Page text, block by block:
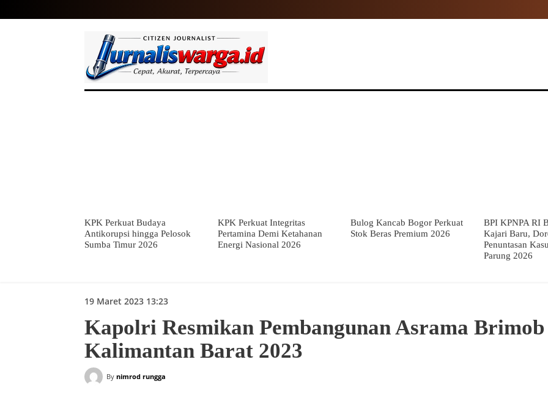
KPK Perkuat Budaya
Antikorupsi hingga Pelosok
Sumba Timur 2026
KPK Perkuat Integritas
Pertamina Demi Ketahanan
Energi Nasional 2026
Bulog Kancab Bogor Perkuat
Stok Beras Premium 2026
BPI KPNPA RI
Kajari Baru,
Penuntasan
Parung 2026
19 Maret 2023 13:23
Kapolri Resmikan Pembangunan Asrama Brimob
Kalimantan Barat 2023
By nimrod rungga